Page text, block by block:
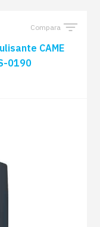
m COD:
cu
la 230 V
Compara
CAME
0190